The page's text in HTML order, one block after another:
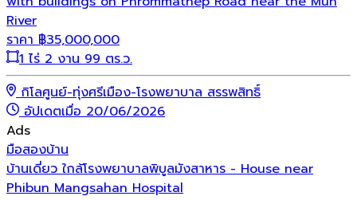
River
ราคา ฿35,000,000
1 ไร่ 2 งาน 99 ตร.ว.
กิโลศูนย์-ทุ่งศรีเมือง-โรงพยาบาล สรรพสิทธิ์
อัปเดตเมื่อ 20/06/2026
Ads
มือสองบ้าน
บ้านเดี่ยว ใกล้โรงพยาบาลพิบูลมังสาหาร - House near
Phibun Mangsahan Hospital